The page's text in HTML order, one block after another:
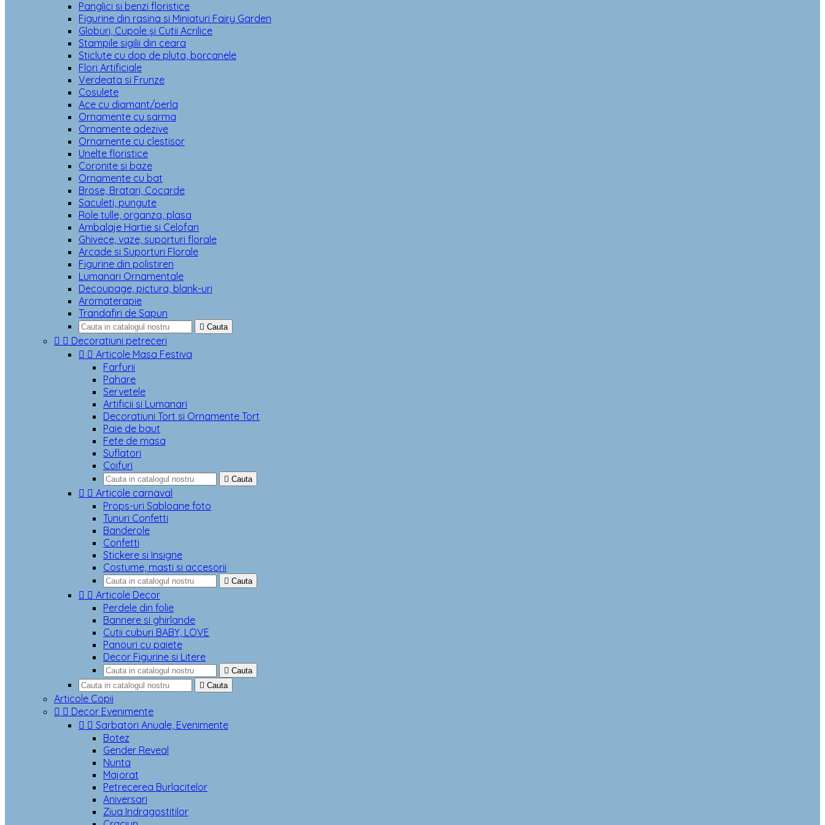
Panglici si benzi floristice
Figurine din rasina si Miniaturi Fairy Garden
Globuri, Cupole și Cutii Acrilice
Stampile sigilii din ceara
Sticlute cu dop de pluta, borcanele
Flori Artificiale
Verdeata si Frunze
Cosulete
Ace cu diamant/perla
Ornamente cu sarma
Ornamente adezive
Ornamente cu clestisor
Unelte floristice
Coronite si baze
Ornamente cu bat
Brose, Bratari, Cocarde
Saculeti, pungute
Role tulle, organza, plasa
Ambalaje Hartie si Celofan
Ghivece, vaze, suporturi florale
Arcade si Suporturi Florale
Figurine din polistiren
Lumanari Ornamentale
Decoupage, pictura, blank-uri
Aromaterapie
Trandafiri de Sapun
 Cauta
  Decoratiuni petreceri
  Articole Masa Festiva
Farfurii
Pahare
Servetele
Artificii si Lumanari
Decoratiuni Tort si Ornamente Tort
Paie de baut
Fete de masa
Suflatori
Coifuri
 Cauta
  Articole carnaval
Props-uri Sabloane foto
Tunuri Confetti
Banderole
Confetti
Stickere si Insigne
Costume, masti si accesorii
 Cauta
  Articole Decor
Perdele din folie
Bannere si ghirlande
Cutii cuburi BABY, LOVE
Panouri cu paiete
Decor Figurine si Litere
 Cauta
 Cauta
Articole Copii
  Decor Evenimente
  Sarbatori Anuale, Evenimente
Botez
Gender Reveal
Nunta
Majorat
Petrecerea Burlacitelor
Aniversari
Ziua Indragostitilor